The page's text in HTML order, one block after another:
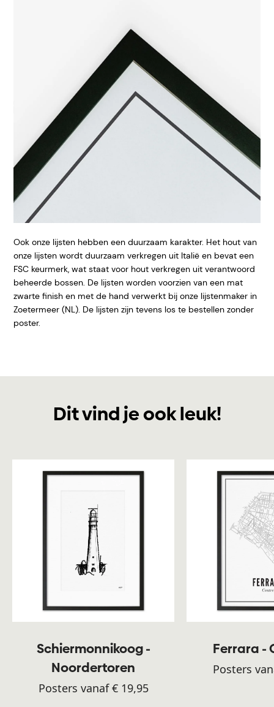
Ook onze lijsten hebben een duurzaam karakter. Het hout van
onze lijsten wordt duurzaam verkregen uit Italië en bevat een
FSC keurmerk, wat staat voor hout verkregen uit verantwoord
beheerde bossen. De lijsten worden voorzien van een mat
zwarte finish en met de hand verwerkt bij onze lijstenmaker in
Zoetermeer (NL). De lijsten zijn tevens los te bestellen zonder
poster.
Dit vind je ook leuk!
Schiermonnikoog -
Noordertoren
Posters vanaf € 19,95
Ferrara -
Posters